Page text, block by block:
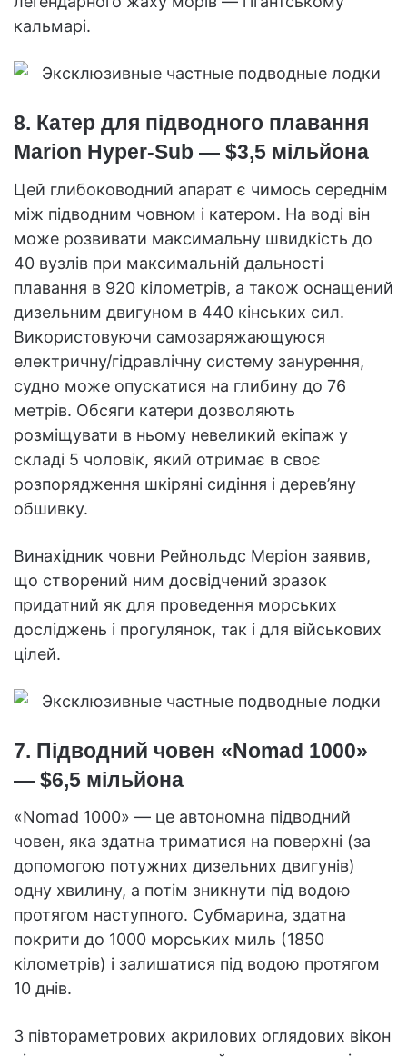
кальмарі.
8. Катер для підводного плавання
Marion Hyper-Sub — $3,5 мільйона
Цей глибоководний апарат є чимось середнім
між підводним човном і катером. На воді він
може розвивати максимальну швидкість до
40 вузлів при максимальній дальності
плавання в 920 кілометрів, а також оснащений
дизельним двигуном в 440 кінських сил.
Використовуючи самозаряжающуюся
електричну/гідравлічну систему занурення,
судно може опускатися на глибину до 76
метрів. Обсяги катери дозволяють
розміщувати в ньому невеликий екіпаж у
складі 5 чоловік, який отримає в своє
розпорядження шкіряні сидіння і дерев’яну
обшивку.
Винахідник човни Рейнольдс Меріон заявив,
що створений ним досвідчений зразок
придатний як для проведення морських
досліджень і прогулянок, так і для військових
цілей.
7. Підводний човен «Nomad 1000»
— $6,5 мільйона
«Nomad 1000» — це автономна підводний
човен, яка здатна триматися на поверхні (за
допомогою потужних дизельних двигунів)
одну хвилину, а потім зникнути під водою
протягом наступного. Субмарина, здатна
покрити до 1000 морських миль (1850
кілометрів) і залишатися під водою протягом
10 днів.
З півтораметрових акрилових оглядових вікон